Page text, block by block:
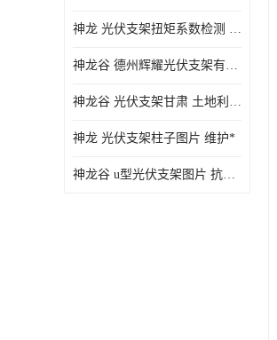
神龙 光伏支架扭矩系数检测 适应性强
神龙谷 德州辉耀光伏支架有限公司 材质多样
神龙谷 光伏支架甘肃 土地利用率高
神龙 光伏支架柱子图片 维护*
神龙谷 u型光伏支架图片 抗紫外线